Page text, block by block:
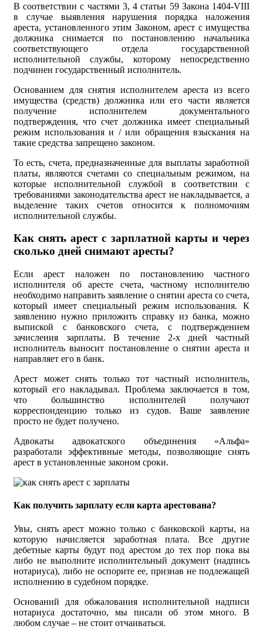
В соответствии с частями 3, 4 статьи 59 Закона 1404-VIII
в случае выявления нарушения порядка наложения
ареста, установленного этим Законом, арест с имущества
должника снимается по постановлению начальника
соответствующего отдела государственной
исполнительной службы, которому непосредственно
подчинен государственный исполнитель.
Основанием для снятия исполнителем ареста из всего
имущества (средств) должника или его части является
получение исполнителем документального
подтверждения, что счет должника имеет специальный
режим использования и / или обращения взыскания на
такие средства запрещено законом.
То есть, счета, предназначенные для выплаты заработной
платы, являются счетами со специальным режимом, на
которые исполнительной службой в соответствии с
требованиями законодательства арест не накладывается, а
выделение таких счетов относится к полномочиям
исполнительной службы.
Как снять арест с зарплатной карты и через
сколько дней снимают аресты?
Если арест наложен по постановлению частного
исполнителя об аресте счета, частному исполнителю
необходимо направить заявление о снятии ареста со счета,
который имеет специальный режим использования. К
заявлению нужно приложить справку из банка, можно
выпиской с банковского счета, с подтверждением
зачисления зарплаты. В течение 2-х дней частный
исполнитель выносит постановление о снятии ареста и
направляет его в банк.
Арест может снять только тот частный исполнитель,
который его накладывал. Проблема заключается в том,
что большинство исполнителей получают
корреспонденцию только из судов. Ваше заявление
просто не будет получено.
Адвокаты адвокатского объединения «Альфа»
разработали эффективные методы, позволяющие снять
арест в установленные законом сроки.
Как получить зарплату если карта арестована?
Увы, снять арест можно только с банковской карты, на
которую начисляется заработная плата. Все другие
дебетные карты будут под арестом до тех пор пока вы
либо не выполните исполнительный документ (надпись
нотариуса), либо не оспорите ее, признав не подлежащей
исполнению в судебном порядке.
Оснований для обжалования исполнительной надписи
нотариуса достаточно, мы писали об этом много. В
любом случае – не стоит отчаиваться.